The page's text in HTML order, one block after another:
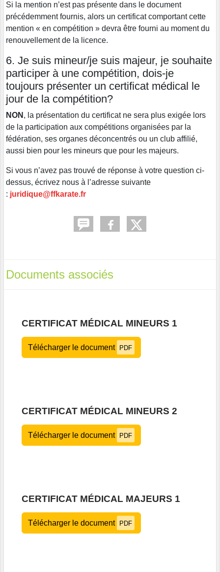
Si la mention n’est pas présente dans le document
précédemment fournis, alors un certificat comportant cette
mention « en compétition » devra être fourni au moment du
renouvellement de la licence.
6. Je suis mineur/je suis majeur, je souhaite
participer à une compétition, dois-je
toujours présenter un certificat médical le
jour de la compétition?
NON , la présentation du certificat ne sera plus exigée lors
de la participation aux compétitions organisées par la
fédération, ses organes déconcentrés ou un club affilié,
aussi bien pour les mineurs que pour les majeurs.
Si vous n’avez pas trouvé de réponse à votre question ci-
dessus, écrivez nous à l’adresse suivante
: juridique@ffkarate.fr
Documents associés
CERTIFICAT MÉDICAL MINEURS 1
Télécharger le document PDF
CERTIFICAT MÉDICAL MINEURS 2
Télécharger le document PDF
CERTIFICAT MÉDICAL MAJEURS 1
Télécharger le document PDF